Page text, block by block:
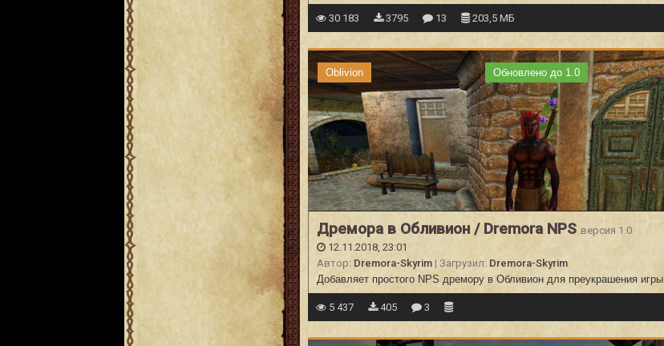
30 183 3795 13 203,5 МБ
Oblivion Обновлено до 1.0
Дремора в Обливион / Dremora NPS версия 1.0
12.11.2018, 23:01
Автор: Dremora-Skyrim | Загрузил: Dremora-Skyrim
Добавляет простого NPS дремору в Обливион для преукрашения игры
5 437 405 3